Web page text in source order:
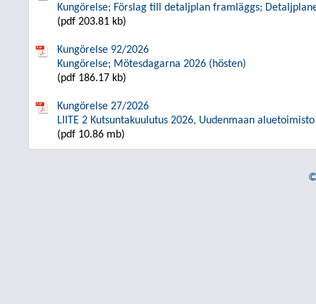
Kungörelse; Förslag till detaljplan framläggs;
(pdf 203.81 kb)
Kungörelse 92/2026
Kungörelse; Mötesdagarna 2026 (hösten)
(pdf 186.17 kb)
Kungörelse 27/2026
LIITE 2 Kutsuntakuulutus 2026, Uudenmaan aluetoimisto
(pdf 10.86 mb)